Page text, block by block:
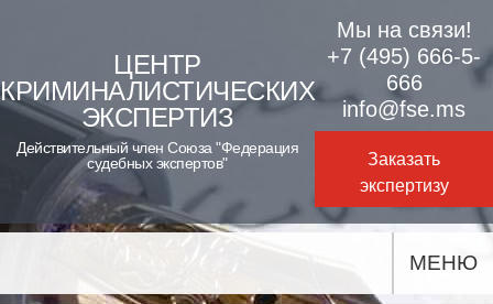
content
ЦЕНТР
КРИМИНАЛИСТИЧЕСКИХ
ЭКСПЕРТИЗ
Действительный член Союза "Федерация
судебных экспертов"
Мы на связи!
+7 (495) 666-5-
666
info@fse.ms
Заказать
экспертизу
МЕНЮ